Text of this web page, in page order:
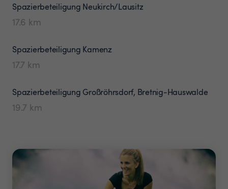
Spazierbeteiligung Neukirch/Lausitz
17.6 km
Spazierbeteiligung Kamenz
17.7 km
Spazierbeteiligung Großröhrsdorf, Bretnig-Hauswalde
19.7 km